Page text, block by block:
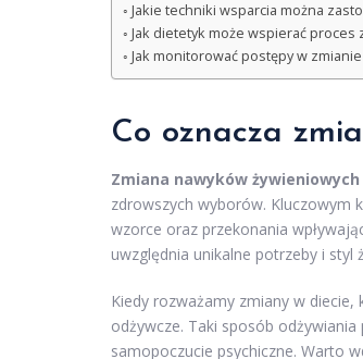
Jakie techniki wsparcia można
Jak dietetyk może wspierać proces
Jak monitorować postępy w
Co oznacza
Zmiana nawyków żywieniowych
zdrowszych wyborów. Kluczowym
wzorce oraz przekonania
uwzględnia unikalne potrzeby i styl
Kiedy rozważamy zmiany w
odżywcze. Taki sposób
samopoczucie psychiczne. Warto